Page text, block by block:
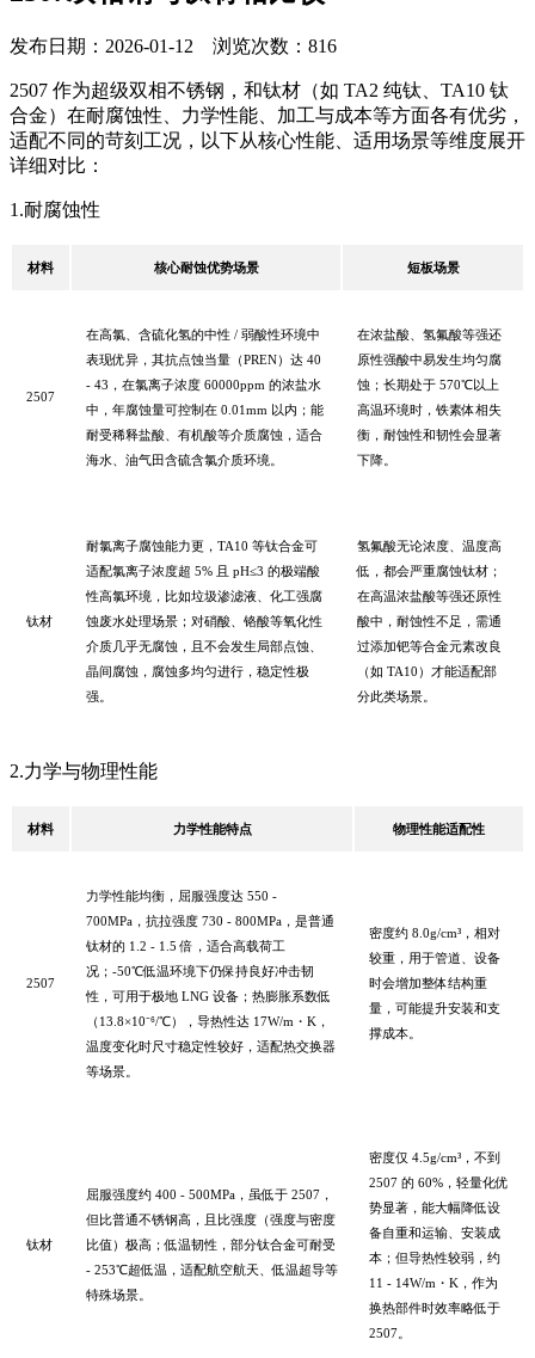
发布日期：2026-01-12 浏览次数：816
2507 作为超级双相不锈钢，和钛材（如 TA2 纯钛、TA10 钛
合金）在耐腐蚀性、力学性能、加工与成本等方面各有优劣，
适配不同的苛刻工况，以下从核心性能、适用场景等维度展开
详细对比：
1.耐腐蚀性
材料 核心耐蚀优势场景 短板场景
2507
在高氯、含硫化氢的中性 / 弱酸性环境中
表现优异，其抗点蚀当量（PREN）达 40
- 43，在氯离子浓度 60000ppm 的浓盐水
中，年腐蚀量可控制在 0.01mm 以内；能
耐受稀释盐酸、有机酸等介质腐蚀，适合
海水、油气田含硫含氯介质环境。
在浓盐酸、氢氟酸等强还
原性强酸中易发生均匀腐
蚀；长期处于 570℃以上
高温环境时，铁素体相失
衡，耐蚀性和韧性会显著
下降。
钛材
耐氯离子腐蚀能力更， TA10 等钛合金可
适配氯离子浓度超 5% 且 pH≤3 的极端酸
性高氯环境，比如垃圾渗滤液、化工强腐
蚀废水处理场景；对硝酸、铬酸等氧化性
介质几乎无腐蚀，且不会发生局部点蚀、
晶间腐蚀，腐蚀多均匀进行，稳定性极
强。
氢氟酸无论浓度、温度高
低，都会严重腐蚀钛材；
在高温浓盐酸等强还原性
酸中，耐蚀性不足，需通
过添加钯等合金元素改良
（如 TA10）才能适配部
分此类场景。
2.力学与物理性能
材料 力学性能特点 物理性能适配性
2507
力学性能均衡，屈服强度达 550 -
700MPa，抗拉强度 730 - 800MPa，是普通
钛材的 1.2 - 1.5 倍，适合高载荷工
况；-50℃低温环境下仍保持良好冲击韧
性，可用于极地 LNG 设备；热膨胀系数低
（13.8×10⁻⁶/℃），导热性达 17W/m・K，
温度变化时尺寸稳定性较好，适配热交换器
等场景。
密度约 8.0g/cm³，相对
较重，用于管道、设备
时会增加整体结构重
量，可能提升安装和支
撑成本。
钛材
屈服强度约 400 - 500MPa，虽低于 2507，
但比普通不锈钢高，且比强度（强度与密度
比值）极高；低温韧性，部分钛合金可耐受
- 253℃超低温，适配航空航天、低温超导等
特殊场景。
密度仅 4.5g/cm³，不到
2507 的 60%，轻量化优
势显著，能大幅降低设
备自重和运输、安装成
本；但导热性较弱，约
11 - 14W/m・K，作为
换热部件时效率略低于
2507。